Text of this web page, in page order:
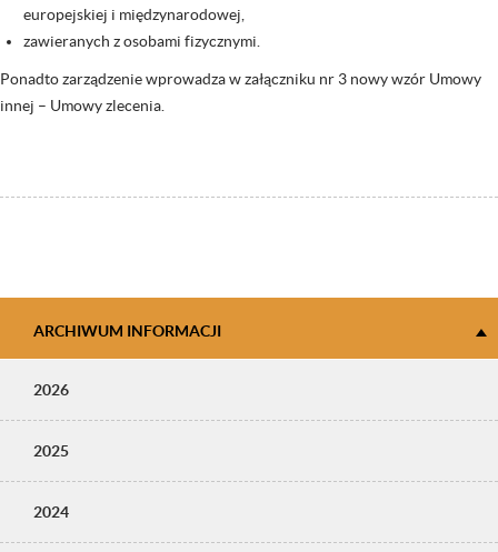
europejskiej i międzynarodowej,
zawieranych z osobami fizycznymi.
Ponadto zarządzenie wprowadza w załączniku nr 3 nowy wzór Umowy
innej – Umowy zlecenia.
ARCHIWUM INFORMACJI
2026
2025
2024